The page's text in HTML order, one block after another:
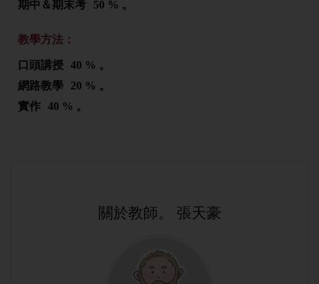
期中＆期末考
50 % 。
教學方法：
口頭講授 40 % 。
網路教學
20 % 。
實作 40 % 。
關於教師。 張天豪